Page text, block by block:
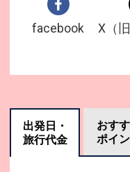
facebook X（
出発日・
旅行代金
おす
ポイ